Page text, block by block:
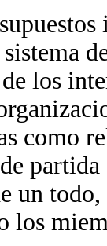
los
como
un
los